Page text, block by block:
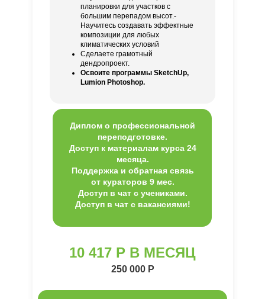
10 417 Р В МЕСЯЦ
Диплом о профессиональной
переподготовке.
Доступ к материалам курса 24
месяца.
Поддержка и обратная связь
от кураторов 9 мес.
Доступ в чат с учениками.
Доступ в чат с вакансиями!
планировки для участков с
большим перепадом высот.-
Научитесь создавать эффектные
композиции для любых
климатических условий
Сделаете грамотный
дендропроект.
Освоите программы SketchUp,
Lumion Photoshop.
250 000 Р